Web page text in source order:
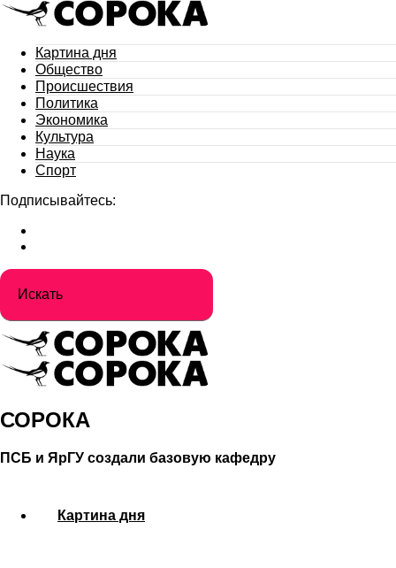
Картина дня
Общество
Происшествия
Политика
Экономика
Культура
Наука
Спорт
Подписывайтесь:
СОРОКА
ПСБ и ЯрГУ создали базовую кафедру
Картина дня